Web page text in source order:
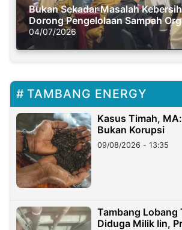
Bukan Sekadar Masalah
Dorong Pengelolaan Sampah
Solusi Krisis Iklim
04/07/2026
TAMBANG ENERGY
Kasus Timah,
Bukan Korupsi
09/08/2026 - 13:35
Tambang Lobang
Diduga Milik Iin,